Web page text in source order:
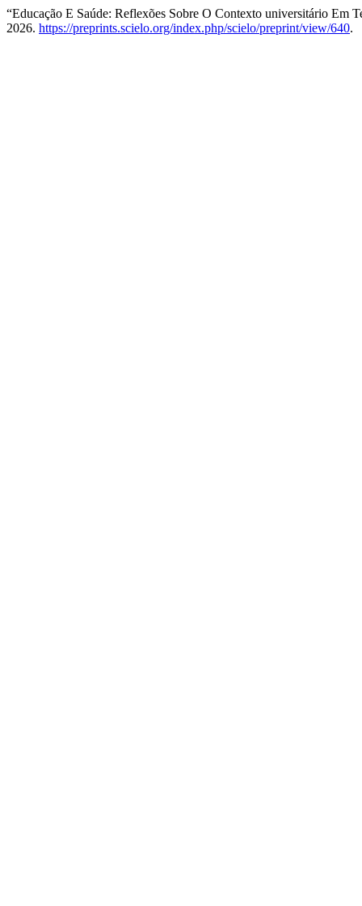
“Educação E Saúde: Reflexões Sobre O Contexto universitário Em
2026. https://preprints.scielo.org/index.php/scielo/preprint/view/640.